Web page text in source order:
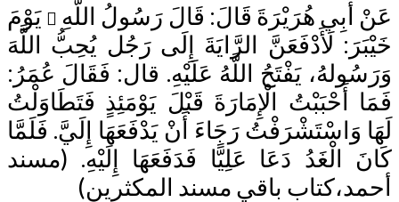
هُرَيْرَةَ قَالَ: قَالَ رَسُولُ اللَّهِ
يَوْمَ
لَأَدْفَعَنَّ الرَّايَةَ إِلَى رَجُل يُحِبُّ اللَّهَ
يَفْتَحُ اللَّهُ عَلَيْهِ. قال: فَقَالَ عُمَرُ:
أَحْبَبْتُ الْإِمَارَةَ قَبْلَ يَوْمَئِذٍ فَتَطَاوَلْتُ
وَاسْتَشْرَفْتُ رَجَاءَ أَنْ يَدْفَعَهَا إِلَيَّ. فَلَمَّا
الْغَدُ دَعَا عَلِيًّا فَدَفَعَهَا إِلَيْهِ. (مسند
باقي مسند المكثرين)